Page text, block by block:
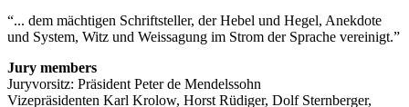
... dem mächtigen Schriftsteller, der Hebel und Hegel, Anekdote
und System, Witz und Weissagung im Strom der Sprache vereinigt.
Jury members
Juryvorsitz: Präsident Peter de Mendelssohn
Vizepräsidenten Karl Krolow, Horst Rüdiger, Dolf Sternberger,